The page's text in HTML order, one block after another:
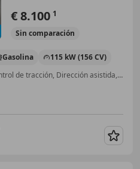
€ 8.100 1
Sin comparación
Gasolina
115 kW (156 CV)
Garantia, Cierre centralizado, Control de tracción, Dirección asistida, Techo panorámico